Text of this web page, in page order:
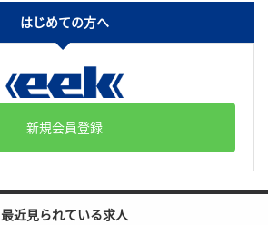
はじめての方へ
新規会員登録
最近見られている求人